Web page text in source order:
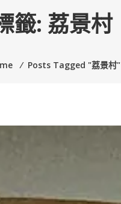
籤: 荔景村
⁄ Posts Tagged "荔景村"